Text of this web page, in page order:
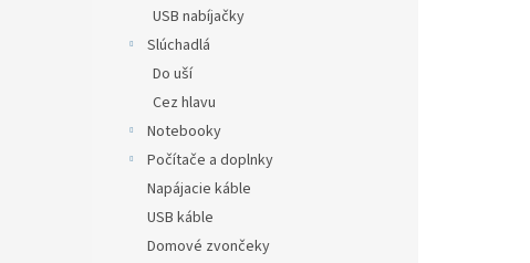
USB nabíjačky
Slúchadlá
Do uší
Cez hlavu
Notebooky
Počítače a doplnky
Napájacie káble
USB káble
Domové zvončeky